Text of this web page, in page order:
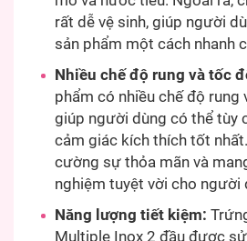
rất dễ vệ sinh, giúp người
sản phẩm một cách nhanh
Nhiều chế độ rung và tốc
phẩm có nhiều chế độ rung
giúp người dùng có thể tùy
cảm giác kích thích tốt
cường sự thỏa mãn và
nghiệm tuyệt vời cho người
Năng lượng tiết kiệm:
Multiple Inox 2 đầu được